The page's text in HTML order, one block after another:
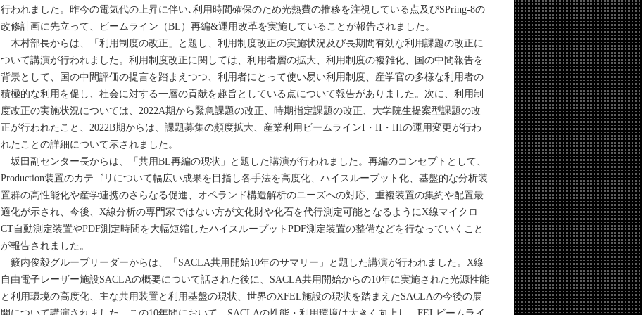
行われました。昨今の電気代の上昇に伴い､利用時間確保のため光熱費の推移を注視している点及びSPring-8の
改修計画に先立って、ビームライン（BL）再編&運用改革を実施していることが報告されました。
木村部長からは、「利用制度の改正」と題し、利用制度改正の実施状況及び長期間有効な利用課題の改正に
ついて講演が行われました。利用制度改正に関しては、利用者層の拡大、利用制度の複雑化、国の中間報告を
背景として、国の中間評価の提言を踏まえつつ、利用者にとって使い易い利用制度、産学官の多様な利用者の
積極的な利用を促し、社会に対する一層の貢献を趣旨としている点について報告がありました。次に、利用制
度改正の実施状況については、2022A期から緊急課題の改正、時期指定課題の改正、大学院生提案型課題の改
正が行われたこと、2022B期からは、課題募集の頻度拡大、産業利用ビームラインI・II・IIIの運用変更が行わ
れたことの詳細について示されました。
坂田副センター長からは、「共用BL再編の現状」と題した講演が行われました。再編のコンセプトとして、
Production装置のカテゴリについて幅広い成果を目指し各手法を高度化、ハイスループット化、基盤的な分析装
置群の高性能化や産学連携のさらなる促進、オペランド構造解析のニーズへの対応、重複装置の集約や配置最
適化が示され、今後、X線分析の専門家ではない方が文化財や化石を代行測定可能となるようにX線マイクロ
CT自動測定装置やPDF測定時間を大幅短縮したハイスループットPDF測定装置の整備などを行なっていくこと
が報告されました。
籔内俊毅グループリーダーからは、「SACLA共用開始10年のサマリー」と題した講演が行われました。X線
自由電子レーザー施設SACLAの概要について話された後に、SACLA共用開始からの10年に実施された光源性能
と利用環境の高度化、主な共用装置と利用基盤の現状、世界のXFEL施設の現状を踏まえたSACLAの今後の展